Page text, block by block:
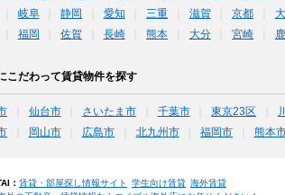
岐阜 静岡 愛知 三重 滋賀 京都
福岡 佐賀 長崎 熊本 大分 宮崎
こだわって賃貸物件を探す
仙台市 さいたま市 千葉市 東京23区
岡山市 広島市 北九州市 福岡市 熊本
： 賃貸・部屋探し情報サイト 学生向け賃貸 海外賃貸